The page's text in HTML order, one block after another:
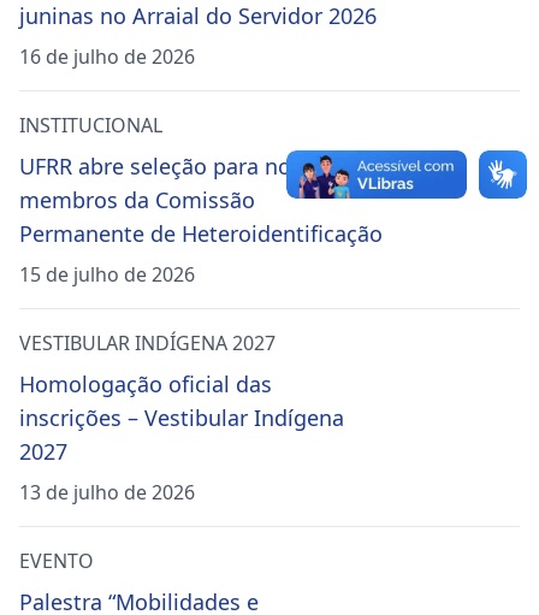
juninas no Arraial do Servidor 2026
16 de julho de 2026
INSTITUCIONAL
UFRR abre seleção para novos
membros da Comissão
Permanente de Heteroidentificação
15 de julho de 2026
VESTIBULAR INDÍGENA 2027
Homologação oficial das
inscrições – Vestibular Indígena
2027
13 de julho de 2026
EVENTO
Palestra “Mobilidades e